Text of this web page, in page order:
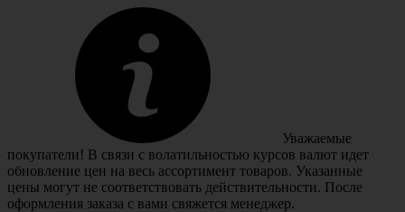
Уважаемые
покупатели! В связи с волатильностью курсов валют идет
обновление цен на весь ассортимент товаров. Указанные
цены могут не соответствовать действительности. После
оформления заказа с вами свяжется менеджер.